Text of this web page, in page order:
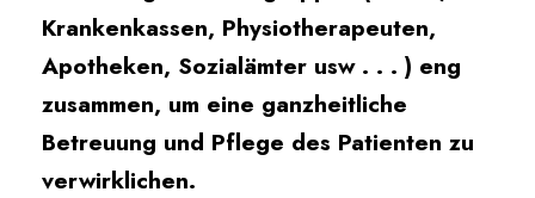
Krankenkassen, Physiotherapeuten,
Apotheken, Sozialämter usw . . . ) eng
zusammen, um eine ganzheitliche
Betreuung und Pflege des Patienten zu
verwirklichen.